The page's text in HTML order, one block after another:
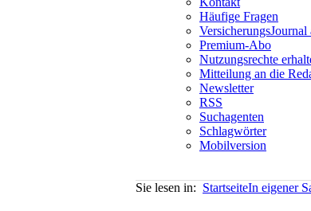
Häufige Fragen
VersicherungsJournal
Premium-Abo
Nutzungsrechte
Mitteilung an die
Newsletter
RSS
Suchagenten
Schlagwörter
Mobilversion
Sie lesen in: StartseiteIn eigener